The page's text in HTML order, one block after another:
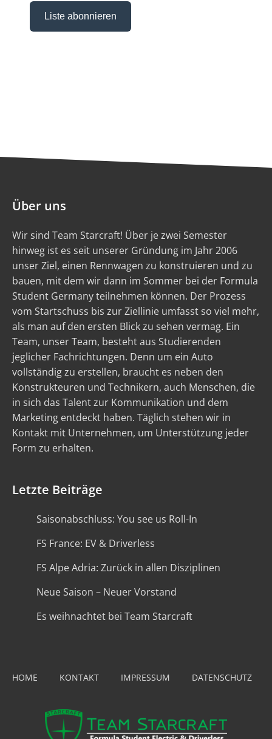
Über uns
Wir sind Team Starcraft! Über je zwei Semester
hinweg ist es seit unserer Gründung im Jahr 2006
unser Ziel, einen Rennwagen zu konstruieren und zu
bauen, mit dem wir dann im Sommer bei der Formula
Student Germany teilnehmen können. Der Prozess
vom Startschuss bis zur Ziellinie umfasst so viel mehr,
als man auf den ersten Blick zu sehen vermag. Ein
Team, unser Team, besteht aus Studierenden
jeglicher Fachrichtungen. Denn um ein Auto
vollständig zu erstellen, braucht es neben den
Konstrukteuren und Technikern, auch Menschen, die
in sich das Talent zur Kommunikation und dem
Marketing entdeckt haben. Täglich stehen wir in
Kontakt mit Unternehmen, um Unterstützung jeder
Form zu erhalten.
Letzte Beiträge
Saisonabschluss: You see us Roll-In
FS France: EV & Driverless
FS Alpe Adria: Zurück in allen Disziplinen
Neue Saison – Neuer Vorstand
Es weihnachtet bei Team Starcraft
HOME KONTAKT IMPRESSUM DATENSCHUTZ